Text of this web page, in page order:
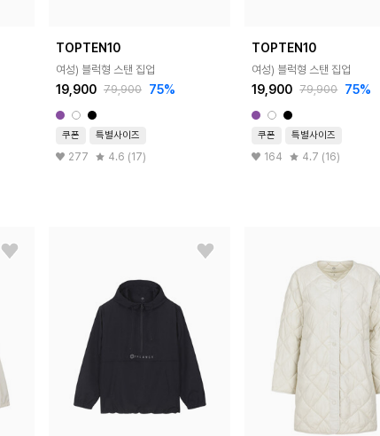
TOPTEN10
여성) 블럭형 스탠 집업
19,900 79,900 75%
쿠폰 특별사이즈
277 4.6 (17)
TOPTEN10
여성) 블럭형 스탠 집업
19,900 79,900 75%
쿠폰 특별사이즈
164 4.7 (16)